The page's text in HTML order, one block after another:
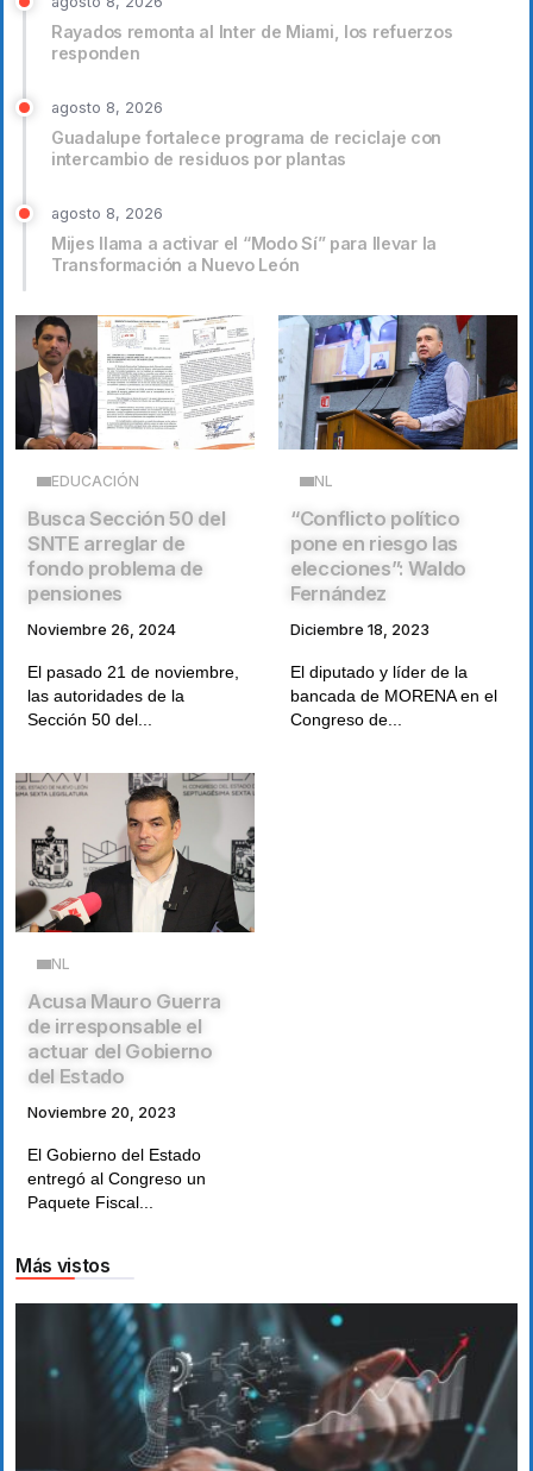
Rayados remonta al Inter de Miami, los refuerzos
responden
agosto 8, 2026
Guadalupe fortalece programa de reciclaje con
intercambio de residuos por plantas
agosto 8, 2026
Mijes llama a activar el “Modo Sí” para llevar la
Transformación a Nuevo León
EDUCACIÓN
Busca Sección 50 del
SNTE arreglar de
fondo problema de
pensiones
Noviembre 26, 2024
El pasado 21 de noviembre,
las autoridades de la
Sección 50 del...
NL
“Conflicto político
pone en riesgo las
elecciones”: Waldo
Fernández
Diciembre 18, 2023
El diputado y líder de la
bancada de MORENA en el
Congreso de...
NL
Acusa Mauro Guerra
de irresponsable el
actuar del Gobierno
del Estado
Noviembre 20, 2023
El Gobierno del Estado
entregó al Congreso un
Paquete Fiscal...
Más vistos